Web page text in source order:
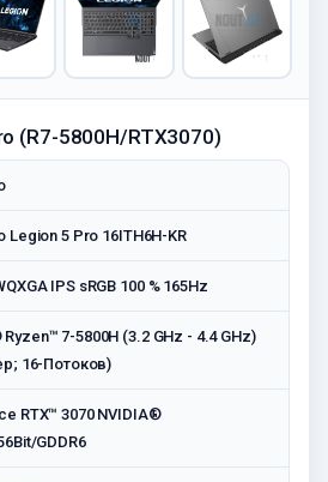
(R7-5800H/RTX3070)
Legion 5 Pro 16ITH6H-KR
IPS sRGB 100 % 165Hz
7-5800H (3.2 GHz - 4.4 GHz)
16-Потоков)
RTX™ 3070 NVIDIA®
GDDR6